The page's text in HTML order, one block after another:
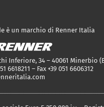
è un marchio di Renner Italia
Inferiore, 34 – 40061 Minerbio
6618211 – Fax +39 051 6606312